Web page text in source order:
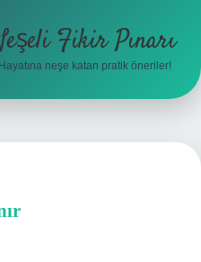
Fikir Pınarı
Hayatına neşe katan pratik öneriler!